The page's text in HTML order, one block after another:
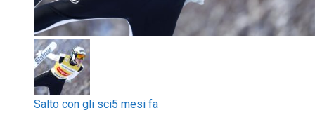
Salto con gli sci5 mesi fa